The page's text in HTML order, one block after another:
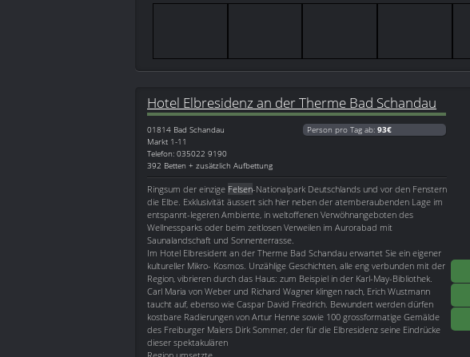
Hotel Elbresidenz an der Therme Bad Schandau
01814 Bad Schandau
Markt 1-11
Telefon: 035022 9190
392 Betten + zusätzlich Aufbettung
Person pro Tag ab: 93€
Ringsum der einzige Felsen-Nationalpark Deutschlands und vor den Fenstern
die Elbe. Exklusivität äussert sich hier neben der atemberaubenden Lage im
entspannt-legeren Ambiente, in weltoffenen Verwöhnangeboten des
Wellnessparks oder beim zeitlosen Verweilen im Aurorabad mit
Saunalandschaft und Sonnenterrasse.
Im Hotel Elbresident an der Therme Bad Schandau erwartet Sie ein eigener
kultureller Mikro- Kosmos. Unzählige Geschichten, alle eng verbunden mit der
Region, vibrieren durch das Haus: zum Beispiel in der Karl-May-Bibliothek.
Carl Maria von Weber und Richard Wagner klingen nach, Erich Wustmann
taucht auf, ebenso wie Caspar David Friedrich. Bewundert werden dürfen
kostbare Radierungen von Artur Henne sowie 100 grossformatige Gemälde
des Freiburger Malers Dirk Sommer, der für die Elbresidenz seine Eindrücke
dieser spektakulären